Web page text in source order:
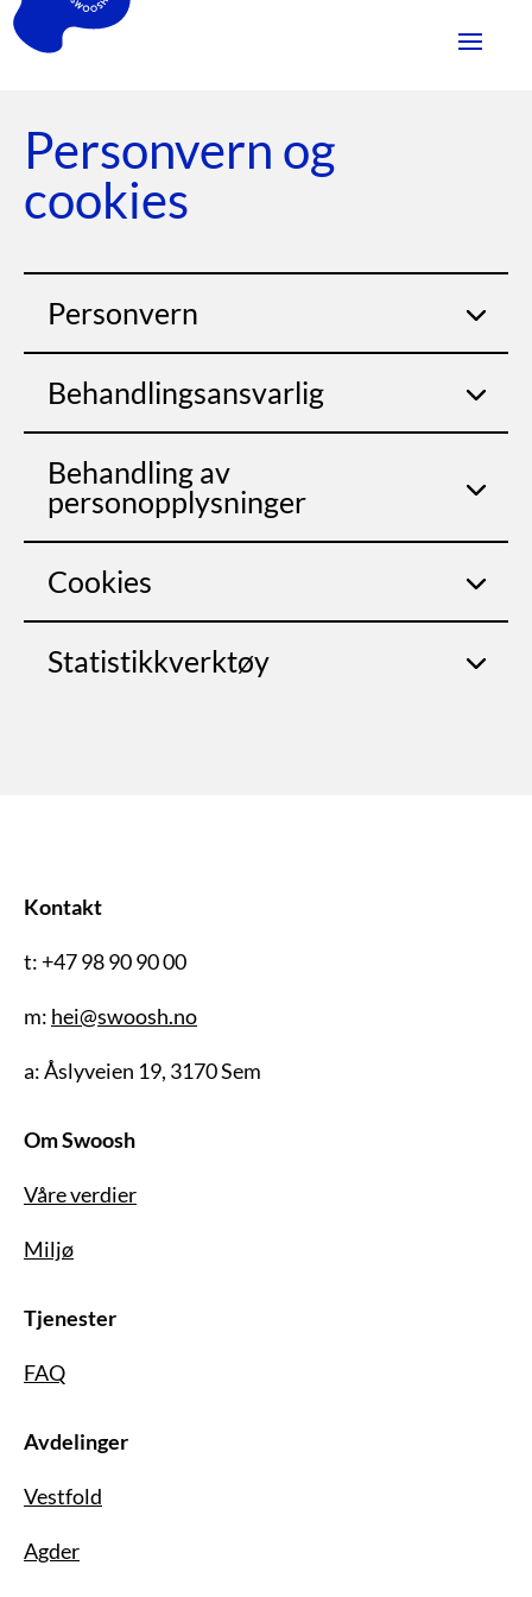
Personvern og
cookies
Personvern
Behandlingsansvarlig
Behandling av
personopplysninger
Cookies
Statistikkverktøy
Kontakt
t: +47 98 90 90 00
m: hei@swoosh.no
a: Åslyveien 19, 3170 Sem
Om Swoosh
Våre verdier
Miljø
Tjenester
FAQ
Avdelinger
Vestfold
Agder